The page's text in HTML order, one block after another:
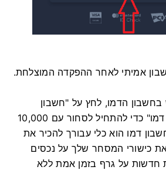
אמיתי לאחר ההפקדה המוצלחת.
הדמו, לחץ על "חשבון
אמיתי" ובחר "חשבון דמו" כדי להתחיל לסחור עם 10,000
דמו הוא כלי עבורך להכיר את
כישורי המסחר שלך על נכסים
חדשות על גרף בזמן אמת ללא